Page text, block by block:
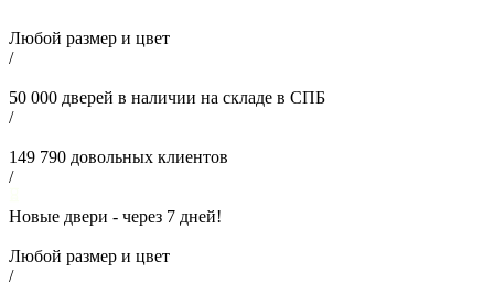
Любой размер и цвет
/
50 000 дверей в наличии на складе в СПБ
/
149 790 довольных клиентов
/
Новые двери - через 7 дней!
Любой размер и цвет
/